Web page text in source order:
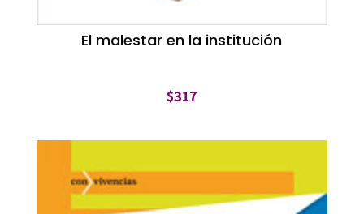
El malestar en la institución
$317